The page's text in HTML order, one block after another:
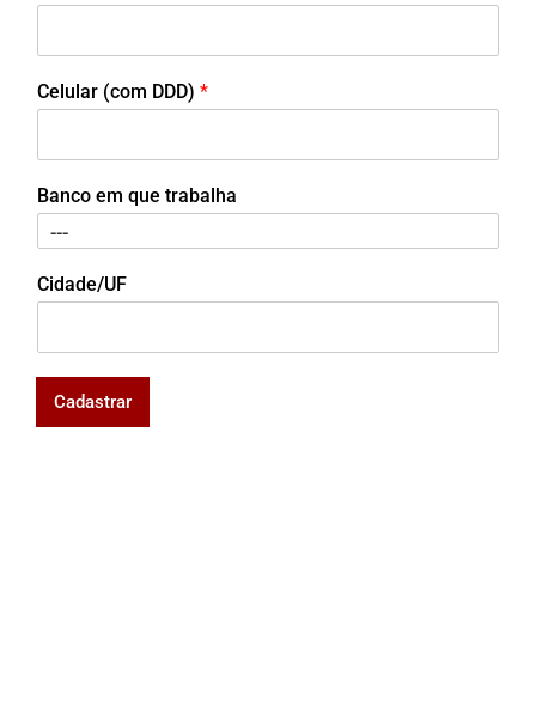
Celular (com DDD) *
Banco em que trabalha
Cidade/UF
Cadastrar